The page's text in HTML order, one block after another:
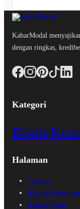
KabarModal
dengan ringkas,
Kategori
Bisnis
Halaman
Tentang
Iklan & Kemitraan
Kontak Kami